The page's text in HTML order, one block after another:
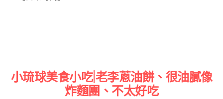
小琉球美食小吃|老李蔥油餅、很油膩像
炸麵團、不太好吃